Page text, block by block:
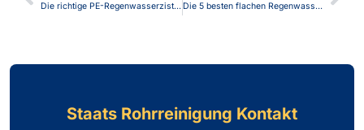
Die richtige PE-Regenwasserzisterne für Ihr Zuhause auswählen Die 5 besten flachen Regenwassertanks: 10.000 Liter Fassungsvermögen im Vergleich
Staats Rohrreinigung Kontakt